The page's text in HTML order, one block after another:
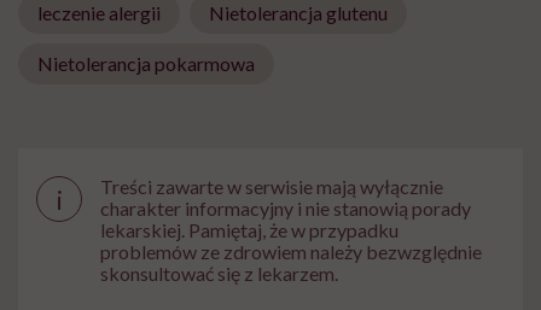
leczenie alergii Nietolerancja glutenu
Nietolerancja pokarmowa
i
Treści zawarte w serwisie mają wyłącznie
charakter informacyjny i nie stanowią porady
lekarskiej. Pamiętaj, że w przypadku
problemów ze zdrowiem należy bezwzględnie
skonsultować się z lekarzem.